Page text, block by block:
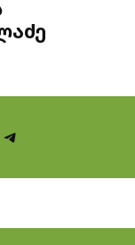
Telegram